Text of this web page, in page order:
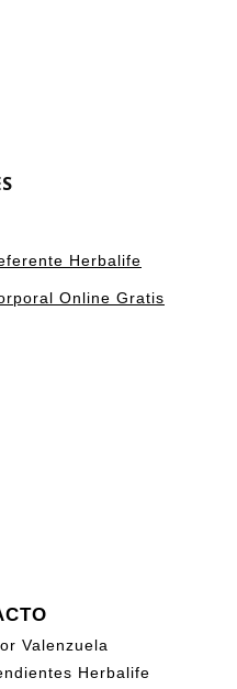
Herbalife
Online Gratis
Valenzuela
Herbalife